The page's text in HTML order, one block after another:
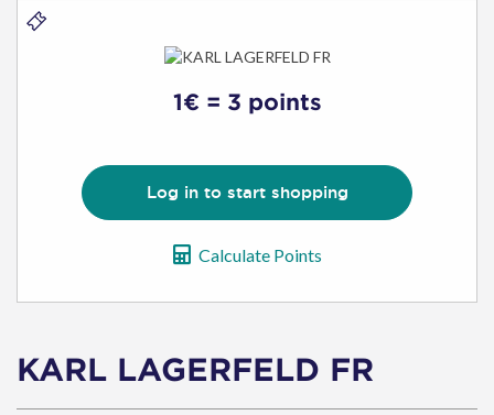
1€ = 3 points
Log in to start shopping
Calculate Points
KARL LAGERFELD FR